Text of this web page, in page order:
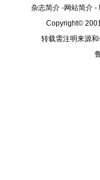
杂志简介-网站简介-
Copyright©
转载需注明来源